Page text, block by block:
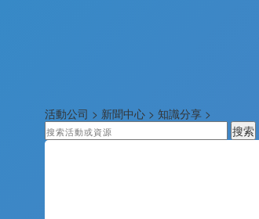
活動公司 > 新聞中心 > 知識分享 >